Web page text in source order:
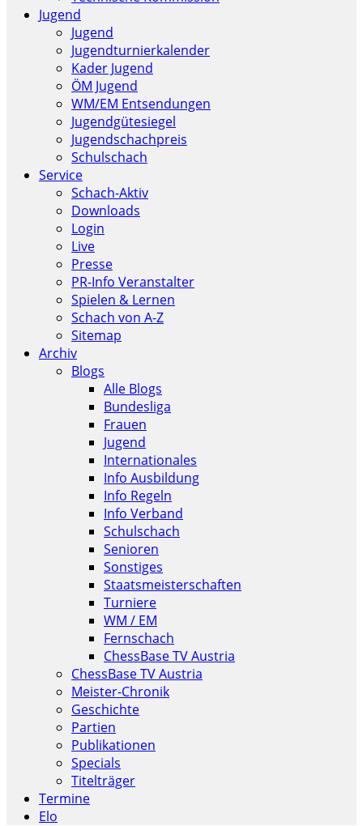
Jugend
Jugend
Jugendturnierkalender
Kader Jugend
ÖM Jugend
WM/EM Entsendungen
Jugendgütesiegel
Jugendschachpreis
Schulschach
Service
Schach-Aktiv
Downloads
Login
Live
Presse
PR-Info Veranstalter
Spielen & Lernen
Schach von A-Z
Sitemap
Archiv
Blogs
Alle Blogs
Bundesliga
Frauen
Jugend
Internationales
Info Ausbildung
Info Regeln
Info Verband
Schulschach
Senioren
Sonstiges
Staatsmeisterschaften
Turniere
WM / EM
Fernschach
ChessBase TV Austria
ChessBase TV Austria
Meister-Chronik
Geschichte
Partien
Publikationen
Specials
Titelträger
Termine
Elo